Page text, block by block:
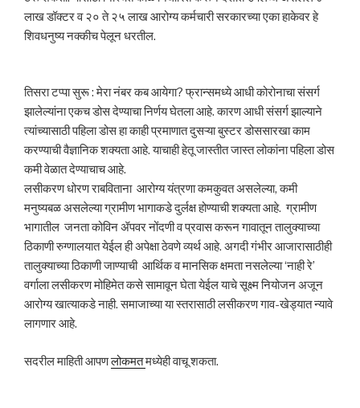
लाख डॉक्टर व २० ते २५ लाख आरोग्य कर्मचारी सरकारच्या एका हाकेवर हे
शिवधनुष्य नक्कीच पेलून धरतील.
तिसरा टप्पा सुरू : मेरा नंबर कब आयेगा? फ्रान्समध्ये आधी कोरोनाचा संसर्ग
झालेल्यांना एकच डोस देण्याचा निर्णय घेतला आहे. कारण आधी संसर्ग झाल्याने
त्यांच्यासाठी पहिला डोस हा काही प्रमाणात दुसऱ्या बुस्टर डोससारखा काम
करण्याची वैज्ञानिक शक्यता आहे. याचाही हेतू जास्तीत जास्त लोकांना पहिला डोस
कमी वेळात देण्याचाच आहे.
लसीकरण धोरण राबविताना आरोग्य यंत्रणा कमकुवत असलेल्या, कमी
मनुष्यबळ असलेल्या ग्रामीण भागाकडे दुर्लक्ष होण्याची शक्यता आहे. ग्रामीण
भागातील जनता कोविन ॲपवर नोंदणी व प्रवास करून गावातून तालुक्याच्या
ठिकाणी रुग्णालयात येईल ही अपेक्षा ठेवणे व्यर्थ आहे. अगदी गंभीर आजारासाठीही
तालुक्याच्या ठिकाणी जाण्याची आर्थिक व मानसिक क्षमता नसलेल्या ‘नाही रे’
वर्गाला लसीकरण मोहिमेत कसे सामावून घेता येईल याचे सूक्ष्म नियोजन अजून
आरोग्य खात्याकडे नाही. समाजाच्या या स्तरासाठी लसीकरण गाव-खेड्यात न्यावे
लागणार आहे.
सदरील माहिती आपणलोकमतमध्येही वाचू शकता.